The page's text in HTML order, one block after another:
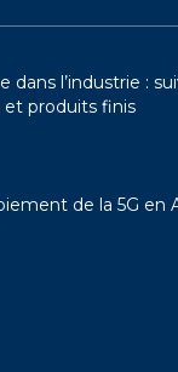
dans l’industrie :
et produits finis
de la 5G en